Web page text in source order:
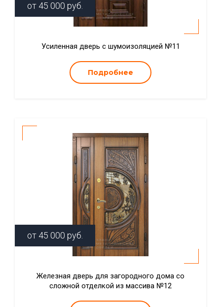
от 45 000 руб.
Усиленная дверь с шумоизоляцией №11
Подробнее
от 45 000 руб.
Железная дверь для загородного дома со
сложной отделкой из массива №12